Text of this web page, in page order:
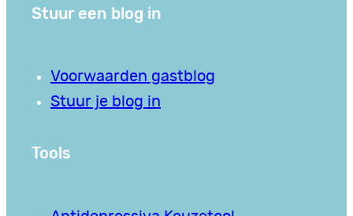
Stuur een blog in
Voorwaarden gastblog
Stuur je blog in
Tools